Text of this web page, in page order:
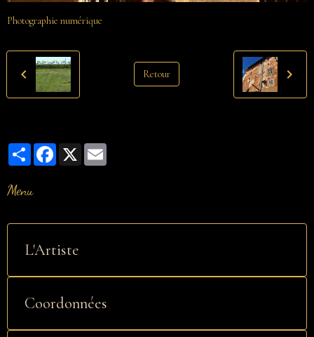
Photographie numérique
Retour
PartagerFacebook
X
Menu
L'Artiste
Coordonnées